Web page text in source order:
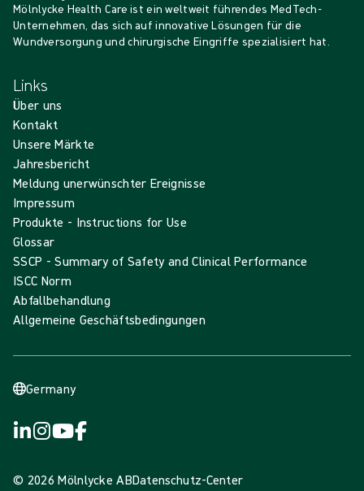
Mölnlycke Health Care ist ein weltweit führendes MedTech-
Unternehmen, das sich auf innovative Lösungen für die
Wundversorgung und chirurgische Eingriffe spezialisiert hat.
Links
Über uns
Kontakt
Unsere Märkte
Jahresbericht
Meldung unerwünschter Ereignisse
Impressum
Produkte - Instructions for Use
Glossar
SSCP - Summary of Safety and Clinical Performance
ISCC Norm
Abfallbehandlung
Allgemeine Geschäftsbedingungen
Germany
© 2026 Mölnlycke ABDatenschutz-Center